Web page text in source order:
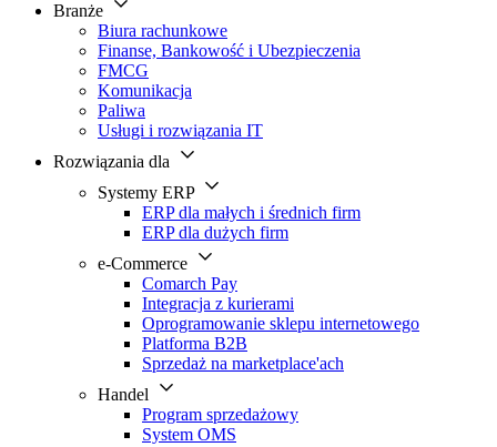
Branże
Biura rachunkowe
Finanse, Bankowość i Ubezpieczenia
FMCG
Komunikacja
Paliwa
Usługi i rozwiązania IT
Rozwiązania dla
Systemy ERP
ERP dla małych i średnich firm
ERP dla dużych firm
e-Commerce
Comarch Pay
Integracja z kurierami
Oprogramowanie sklepu internetowego
Platforma B2B
Sprzedaż na marketplace'ach
Handel
Program sprzedażowy
System OMS